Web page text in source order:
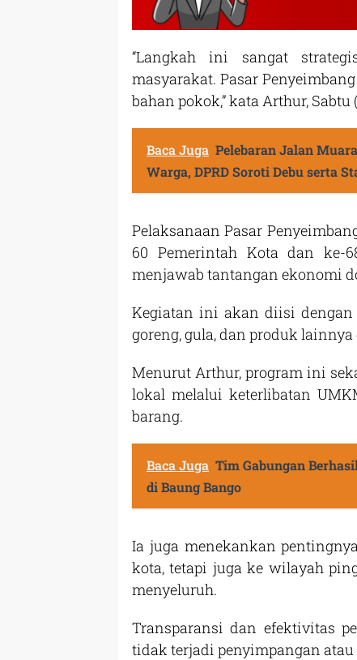
“Langkah ini sangat
masyarakat. Pasar
bahan pokok,” kata Arthur, Sabtu
Baca Juga Pelebaran Jalan
Warga, DPRD Soroti Debu serta
Pelaksanaan Pasar
60 Pemerintah Kota dan ke-
menjawab tantangan ekonomi
Kegiatan ini akan diisi dengan
goreng, gula, dan produk
Menurut Arthur, program ini
lokal melalui keterlibatan
barang.
Baca Juga Tim Gabungan
di Baung Bango
Ia juga menekankan
kota, tetapi juga ke wilayah
menyeluruh.
Transparansi dan efektivitas
tidak terjadi penyimpangan